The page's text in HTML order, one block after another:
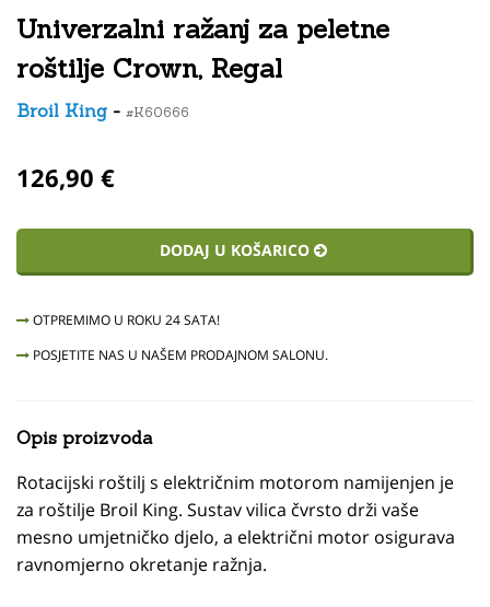
Univerzalni ražanj za peletne
roštilje Crown, Regal
Broil King - #K60666
126,90 €
DODAJ U KOŠARICO
OTPREMIMO U ROKU 24 SATA!
POSJETITE NAS U NAŠEM PRODAJNOM SALONU.
Opis proizvoda
Rotacijski roštilj s električnim motorom namijenjen je
za roštilje Broil King. Sustav vilica čvrsto drži vaše
mesno umjetničko djelo, a električni motor osigurava
ravnomjerno okretanje ražnja.